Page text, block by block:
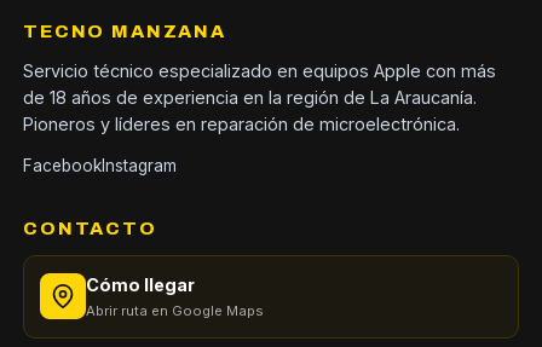
TECNO MANZANA
Servicio técnico especializado en equipos Apple con más
de 18 años de experiencia en la región de La Araucanía.
Pioneros y líderes en reparación de microelectrónica.
FacebookInstagram
CONTACTO
Cómo llegar
Abrir ruta en Google Maps